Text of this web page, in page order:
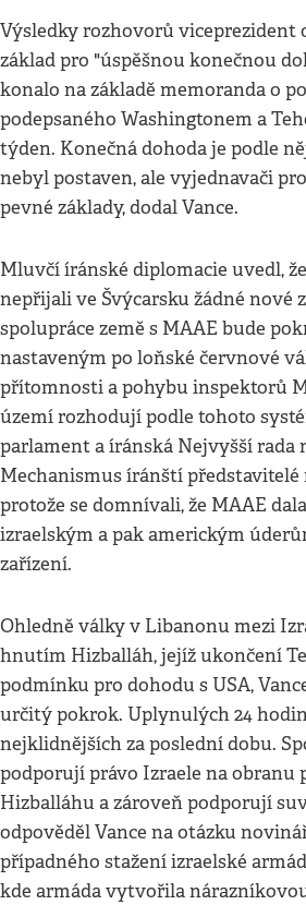
Výsledky rozhovorů viceprezident
základ pro "úspěšnou konečnou
konalo na základě memoranda o
podepsaného Washingtonem a
týden. Konečná dohoda je podle
nebyl postaven, ale vyjednavači
pevné základy, dodal Vance.
Mluvčí íránské diplomacie uvedl,
nepřijali ve Švýcarsku žádné nové
spolupráce země s MAAE bude
nastaveným po loňské červnové
přítomnosti a pohybu inspektorů
území rozhodují podle tohoto
parlament a íránská Nejvyšší rada
Mechanismus íránští
protože se domnívali, že MAAE
izraelským a pak americkým
zařízení.
Ohledně války v Libanonu mezi
hnutím Hizballáh, jejíž ukončení
podmínku pro dohodu s USA,
určitý pokrok. Uplynulých 24
nejklidnějších za poslední dobu.
podporují právo Izraele na obranu
Hizballáhu a zároveň podporují
odpověděl Vance na otázku
případného stažení izraelské
kde armáda vytvořila